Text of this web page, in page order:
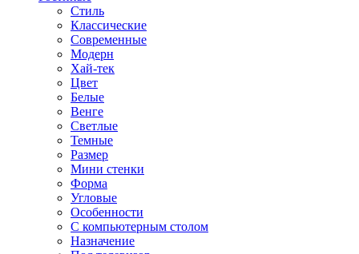
Стиль
Классические
Современные
Модерн
Хай-тек
Цвет
Белые
Венге
Светлые
Темные
Размер
Мини стенки
Форма
Угловые
Особенности
С компьютерным столом
Назначение